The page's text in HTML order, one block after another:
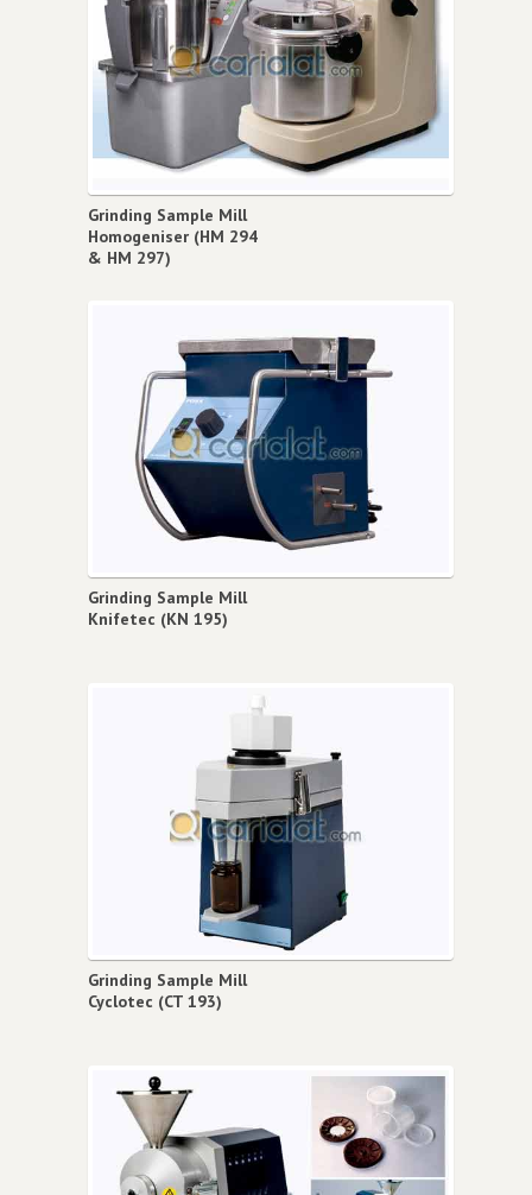
Grinding Sample Mill
Homogeniser (HM 294
& HM 297)
Grinding Sample Mill
Knifetec (KN 195)
Grinding Sample Mill
Cyclotec (CT 193)